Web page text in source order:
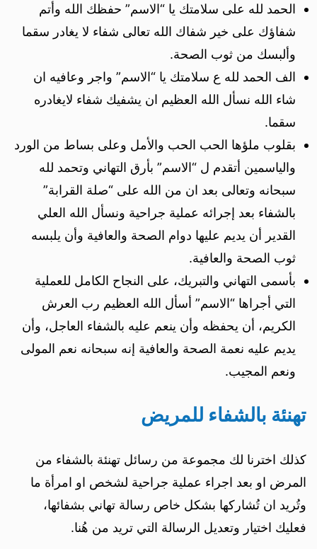
الحمد لله على سلامتك يا “الاسم” حفظك الله وأتم
شفاؤك على خير شفاك الله تعالى شفاء لا يغادر سقما
وألبسك من ثوب الصحة.
الف الحمد لله ع سلامتك يا “الاسم” واجر وعافيه ان
شاء الله نسأل الله العظيم ان يشفيك شفاء لايغادره
سقما.
بقلوب ملؤها الحب الحب والأمل وعلى بساط من الورد
والياسمين أتقدم ل “الاسم” بأرق التهاني وتحمد لله
سبحانه وتعالى بعد ان من الله على “صلة القرابة”
بالشفاء بعد إجرائه عملية جراحية ونسأل الله العلي
القدير أن يديم عليها دوام الصحة والعافية وأن يلبسه
ثوب الصحة والعافية.
بأسمى التهاني والتبريك، على النجاح الكامل للعملية
التي أجراها “الاسم” أسأل الله العظيم رب العرش
الكريم، أن يحفظه وأن ينعم عليه بالشفاء العاجل، وأن
يديم عليه نعمة الصحة والعافية إنه سبحانه نعم المولى
ونعم المجيب.
تهنئة بالشفاء للمريض
كذلك اخترنا لك مجموعة من رسائل تهنئة بالشفاء من
المرض او بعد اجراء عملية جراحية لشخص او امرأة ما
وتُريد ان تُشاركها بشكل خاص رسالة تهاني بشفائها،
فعليك اختيار وتعديل الرسالة التي تريد من هُنا.